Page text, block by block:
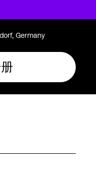
Germany